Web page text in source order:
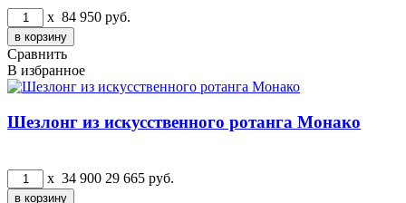
x 84 950 руб.
Сравнить
В избранное
Шезлонг из искусственного ротанга Монако
x 34 900 29 665 руб.